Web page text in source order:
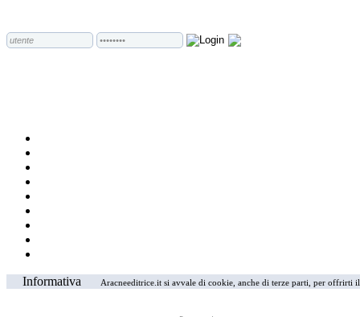
Informativa Aracneeditrice.it si avvale di cookie, anche di terze parti, per